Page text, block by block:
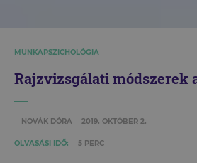
MUNKAPSZICHOLÓGIA
Rajzvizsgálati módszerek
NOVÁK DÓRA 2019. OKTÓBER 2.
OLVASÁSI IDŐ: 5 PERC